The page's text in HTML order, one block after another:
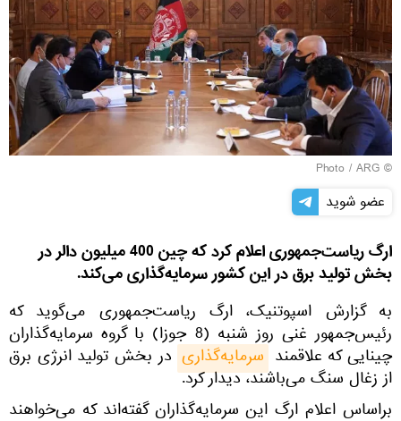
© Photo /
ARG
عضو شوید
ارگ ریاست‌جمهوری اعلام کرد که چین 400 میلیون دالر در
بخش تولید برق در این کشور سرمایه‌گذاری می‌کند.
به گزارش اسپوتنیک، ارگ ریاست‌جمهوری می‌گوید که
رئیس‌جمهور غنی روز شنبه (8 جوزا) با گروه سرمایه‌گذاران
چینایی که علاقمند سرمایه‌گذاری در بخش تولید انرژی برق
از زغال سنگ می‌باشند، دیدار کرد.
براساس اعلام ارگ این سرمایه‌گذاران گفته‌اند که می‌خواهند